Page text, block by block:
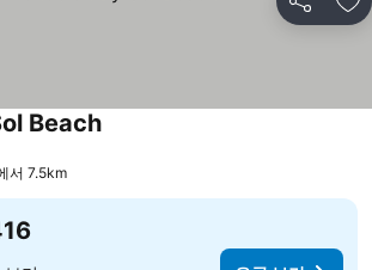
공유 즐
Beach
서 7.5km